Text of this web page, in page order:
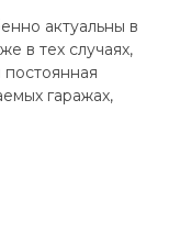
актуальны в
в тех случаях,
гаражах,